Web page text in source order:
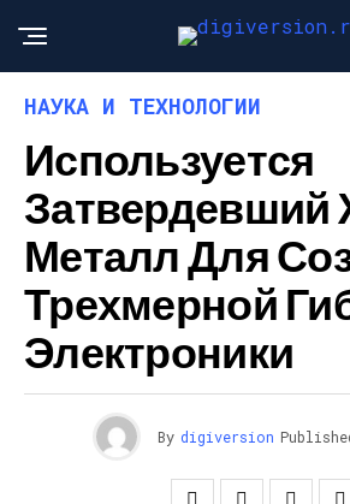
НАУКА И ТЕХНОЛОГИИ
Используется
Затвердевший
Металл Для
Трехмерной
Электроники
By digiversion